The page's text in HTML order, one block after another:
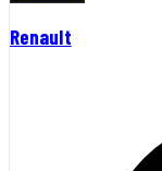
Renault